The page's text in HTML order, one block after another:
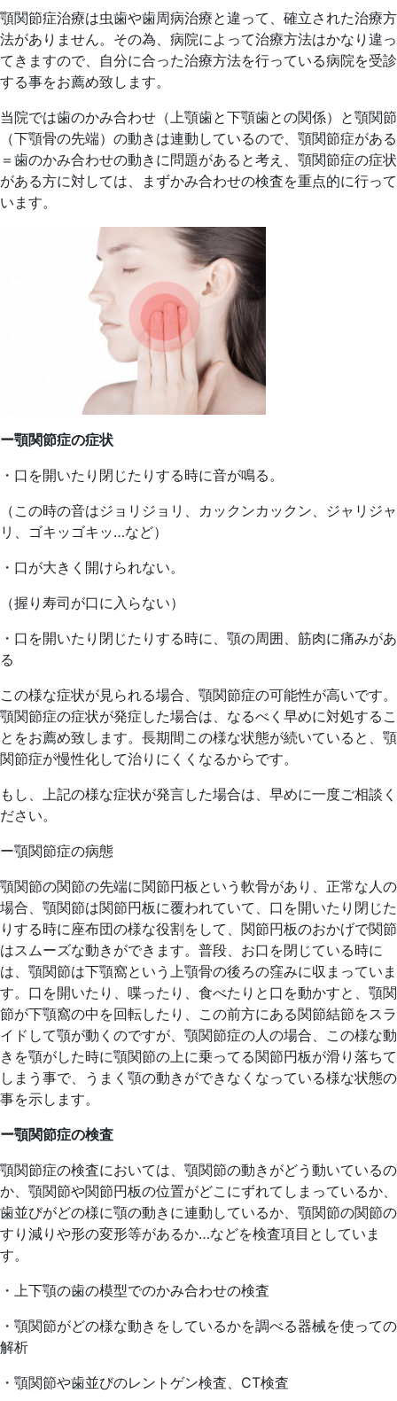
顎関節症治療は虫歯や歯周病治療と違って、確立された治療方
法がありません。その為、病院によって治療方法はかなり違っ
てきますので、自分に合った治療方法を行っている病院を受診
する事をお薦め致します。
当院では歯のかみ合わせ（上顎歯と下顎歯との関係）と顎関節
（下顎骨の先端）の動きは連動しているので、顎関節症がある
＝歯のかみ合わせの動きに問題があると考え、顎関節症の症状
がある方に対しては、まずかみ合わせの検査を重点的に行って
います。
ー顎関節症の症状
・口を開いたり閉じたりする時に音が鳴る。
（この時の音はジョリジョリ、カックンカックン、ジャリジャ
リ、ゴキッゴキッ…など）
・口が大きく開けられない。
（握り寿司が口に入らない）
・口を開いたり閉じたりする時に、顎の周囲、筋肉に痛みがあ
る
この様な症状が見られる場合、顎関節症の可能性が高いです。
顎関節症の症状が発症した場合は、なるべく早めに対処するこ
とをお薦め致します。長期間この様な状態が続いていると、顎
関節症が慢性化して治りにくくなるからです。
もし、上記の様な症状が発言した場合は、早めに一度ご相談く
ださい。
ー顎関節症の病態
顎関節の関節の先端に関節円板という軟骨があり、正常な人の
場合、顎関節は関節円板に覆われていて、口を開いたり閉じた
りする時に座布団の様な役割をして、関節円板のおかげで関節
はスムーズな動きができます。普段、お口を閉じている時に
は、顎関節は下顎窩という上顎骨の後ろの窪みに収まっていま
す。口を開いたり、喋ったり、食べたりと口を動かすと、顎関
節が下顎窩の中を回転したり、この前方にある関節結節をスラ
イドして顎が動くのですが、顎関節症の人の場合、この様な動
きを顎がした時に顎関節の上に乗ってる関節円板が滑り落ちて
しまう事で、うまく顎の動きができなくなっている様な状態の
事を示します。
ー顎関節症の検査
顎関節症の検査においては、顎関節の動きがどう動いているの
か、顎関節や関節円板の位置がどこにずれてしまっているか、
歯並びがどの様に顎の動きに連動しているか、顎関節の関節の
すり減りや形の変形等があるか…などを検査項目としていま
す。
・上下顎の歯の模型でのかみ合わせの検査
・顎関節がどの様な動きをしているかを調べる器械を使っての
解析
・顎関節や歯並びのレントゲン検査、CT検査